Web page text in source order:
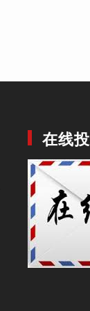
在线